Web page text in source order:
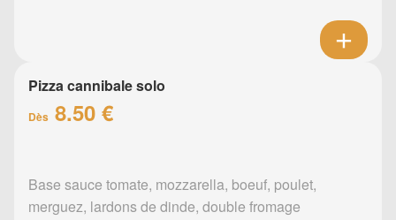
Pizza cannibale solo
Dès 8.50 €
Base sauce tomate, mozzarella, boeuf, poulet,
merguez, lardons de dinde, double fromage